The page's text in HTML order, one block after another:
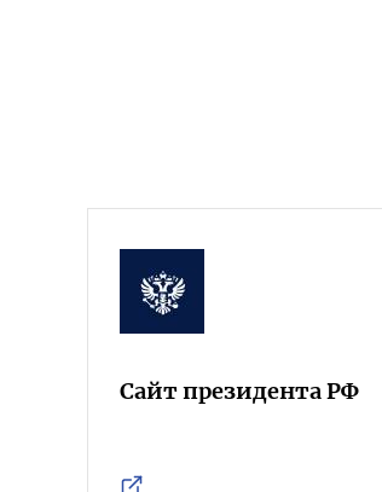
Сайт президента РФ